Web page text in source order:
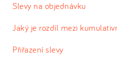
Slevy na objednávku
Jaký je rozdíl mezi
Přiřazení slevy